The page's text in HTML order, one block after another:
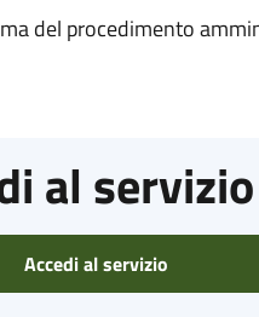
del procedimento
al servizio
Accedi al servizio